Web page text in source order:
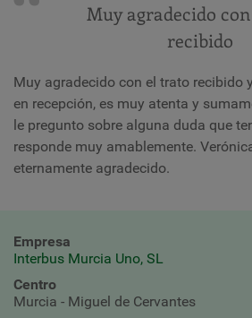
Muy agradecido
recibido
Muy agradecido con el trato recibido
en recepción, es muy atenta y
le pregunto sobre alguna duda que
responde muy amablemente.
eternamente agradecido.
Empresa
Interbus Murcia Uno, SL
Centro
Murcia - Miguel de Cervantes